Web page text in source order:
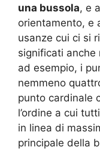
una bussola, e
orientamento, e
usanze cui ci si
significati anche
ad esempio, i
nemmeno
punto cardinale
l’ordine a cui
in linea di
principale della